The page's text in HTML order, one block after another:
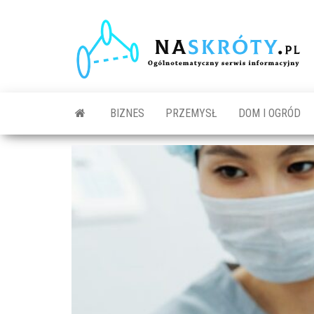
BIZNES PRZEMYSŁ DOM I OGRÓD